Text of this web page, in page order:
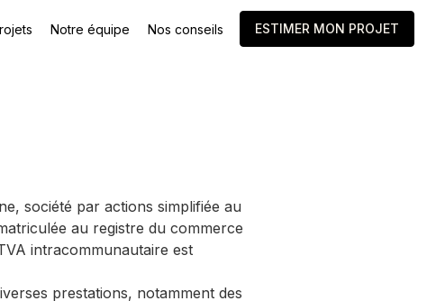
Notre équipe Nos conseils ESTIMER MON PROJET
société par actions simplifiée au
au registre du commerce
intracommunautaire est
prestations, notamment des